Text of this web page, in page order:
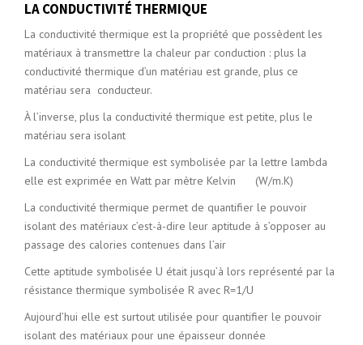
LA CONDUCTIVITÉ THERMIQUE
La conductivité thermique est la propriété que possèdent les
matériaux à transmettre la chaleur par conduction : plus la
conductivité thermique d’un matériau est grande, plus ce
matériau sera conducteur.
À l’inverse, plus la conductivité thermique est petite, plus le
matériau sera isolant
La conductivité thermique est symbolisée par la lettre lambda
elle est exprimée en Watt par mètre Kelvin (W/m.K)
La conductivité thermique permet de quantifier le pouvoir
isolant des matériaux c’est-à-dire leur aptitude à s’opposer au
passage des calories contenues dans l’air
Cette aptitude symbolisée U était jusqu’à lors représenté par la
résistance thermique symbolisée R avec R=1/U
Aujourd’hui elle est surtout utilisée pour quantifier le pouvoir
isolant des matériaux pour une épaisseur donnée